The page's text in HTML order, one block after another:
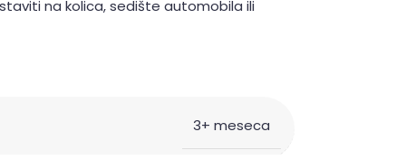
na kolica, sedište automobila ili
3+ meseca